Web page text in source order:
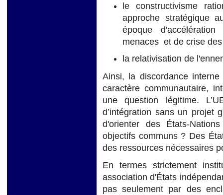
le constructivisme
approche stratégique
époque
menaces et de crise
la relativisation de
Ainsi, la discordance
caractère communautaire,
une question légitime.
d’intégration sans un projet
d'orienter des États-
objectifs communs ? Des
des ressources nécessaires
En termes strictement
association d'États
pas seulement par des